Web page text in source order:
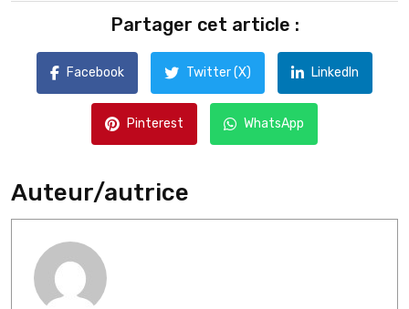
Partager cet article :
Facebook Twitter (X) LinkedIn
Pinterest WhatsApp
Auteur/autrice